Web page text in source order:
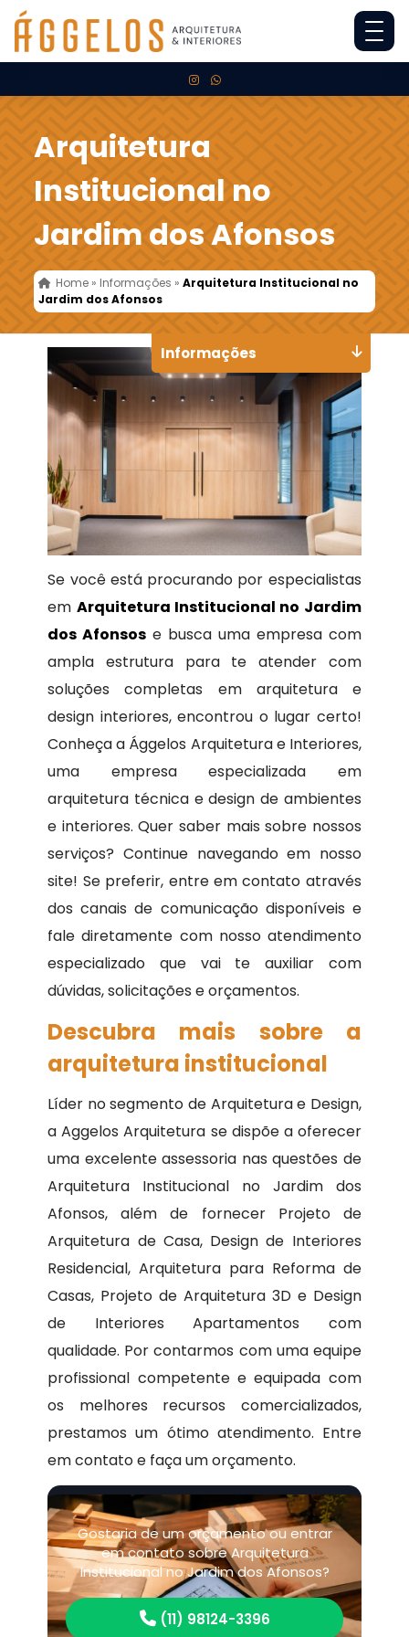
Arquitetura
Institucional no
Jardim dos Afonsos
Home » Informações »Arquitetura Institucional no
Jardim dos Afonsos
Se você está procurando por especialistas
em Arquitetura Institucional no Jardim
dos Afonsos e busca uma empresa com
ampla estrutura para te atender com
soluções completas em arquitetura e
design interiores, encontrou o lugar certo!
Conheça a Ággelos Arquitetura e Interiores,
uma empresa especializada em
arquitetura técnica e design de ambientes
e interiores. Quer saber mais sobre nossos
serviços? Continue navegando em nosso
site! Se preferir, entre em contato através
dos canais de comunicação disponíveis e
fale diretamente com nosso atendimento
especializado que vai te auxiliar com
dúvidas, solicitações e orçamentos.
Descubra mais sobre a
arquitetura institucional
Líder no segmento de Arquitetura e Design,
a Aggelos Arquitetura se dispõe a oferecer
uma excelente assessoria nas questões de
Arquitetura Institucional no Jardim dos
Afonsos, além de fornecer Projeto de
Arquitetura de Casa, Design de Interiores
Residencial, Arquitetura para Reforma de
Casas, Projeto de Arquitetura 3D e Design
de Interiores Apartamentos com
qualidade. Por contarmos com uma equipe
profissional competente e equipada com
os melhores recursos comercializados,
prestamos um ótimo atendimento. Entre
em contato e faça um orçamento.
Gostaria de um orçamento ou entrar
em contato sobre Arquitetura
Institucional no Jardim dos Afonsos?
(11) 98124-3396
Informações